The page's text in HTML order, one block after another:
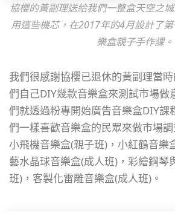
我們很感謝協櫻已退休的黃副理當
們自己DIY幾款音樂盒來測試市場做
們就透過粉專開始廣告音樂盒DIY課
們一樣喜歡音樂盒的民眾來做市場
小飛機音樂盒(親子班)，小紅鶴音樂
藝水晶球音樂盒(成人班)，彩繪鋼琴
班)，客製化雷雕音樂盒(成人班)。
協櫻的黃副理送給我們一整盒天空之
用這些機芯，在2017年的4月設計了
樂盒親子手作課。